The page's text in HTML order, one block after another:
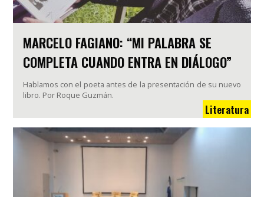
MARCELO FAGIANO: “MI PALABRA SE
COMPLETA CUANDO ENTRA EN DIÁLOGO”
Hablamos con el poeta antes de la presentación de su nuevo
libro. Por Roque Guzmán.
Literatura